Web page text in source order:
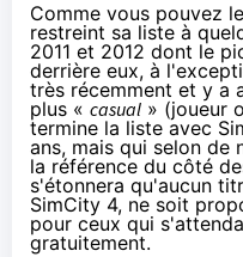
Comme vous pouvez
restreint sa liste à
2011 et 2012 dont le
derrière eux, à
très récemment et y a
plus « casual » (joueur
termine la liste avec
ans, mais qui selon de
la référence du côté
s'étonnera qu'aucun
SimCity 4, ne soit
pour ceux qui
gratuitement.